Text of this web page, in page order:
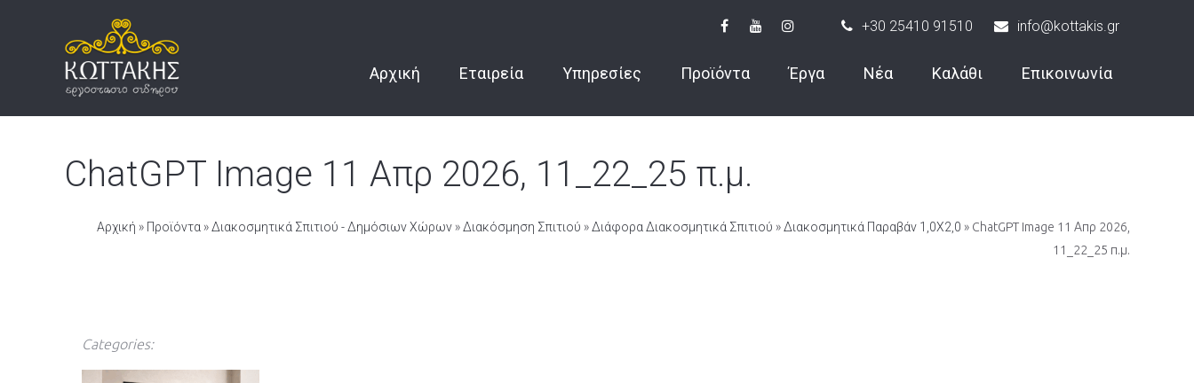
+30 25410 91510 info@kottakis.gr
Αρχική Εταιρεία Υπηρεσίες Προϊόντα Έργα Νέα Καλάθι Επικοινωνία
ChatGPT Image 11 Απρ 2026, 11_22_25 π.μ.
Αρχική » Προϊόντα »Διακοσμητικά Σπιτιού - Δημόσιων Χώρων»Διακόσμηση Σπιτιού »Διάφορα Διακοσμητικά Σπιτιού »Διακοσμητικά Παραβάν 1,0Χ2,0 » ChatGPT Image 11 Απρ 2026,
11_22_25 π.μ.
Categories: